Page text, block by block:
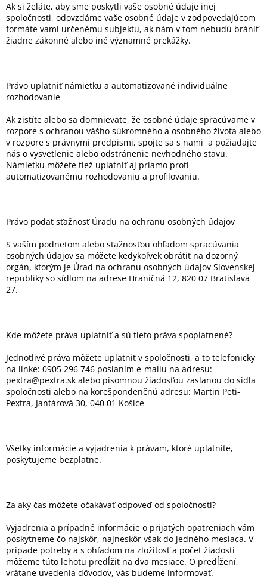
Ak si želáte, aby sme poskytli vaše osobné údaje inej
spoločnosti, odovzdáme vaše osobné údaje v zodpovedajúcom
formáte vami určenému subjektu, ak nám v tom nebudú brániť
žiadne zákonné alebo iné významné prekážky.
Právo uplatniť námietku a automatizované individuálne
rozhodovanie
Ak zistíte alebo sa domnievate, že osobné údaje spracúvame v
rozpore s ochranou vášho súkromného a osobného života alebo
v rozpore s právnymi predpismi, spojte sa s nami a požiadajte
nás o vysvetlenie alebo odstránenie nevhodného stavu.
Námietku môžete tiež uplatniť aj priamo proti
automatizovanému rozhodovaniu a profilovaniu.
Právo podať sťažnosť Úradu na ochranu osobných údajov
S vaším podnetom alebo sťažnosťou ohľadom spracúvania
osobných údajov sa môžete kedykoľvek obrátiť na dozorný
orgán, ktorým je Úrad na ochranu osobných údajov Slovenskej
republiky so sídlom na adrese Hraničná 12, 820 07 Bratislava
27.
Kde môžete práva uplatniť a sú tieto práva spoplatnené?
Jednotlivé práva môžete uplatniť v spoločnosti, a to telefonicky
na linke: 0905 296 746 poslaním e-mailu na adresu:
pextra@pextra.sk alebo písomnou žiadosťou zaslanou do sídla
spoločnosti alebo na korešpondenčnú adresu: Martin Peti-
Pextra, Jantárová 30, 040 01 Košice
Všetky informácie a vyjadrenia k právam, ktoré uplatníte,
poskytujeme bezplatne.
Za aký čas môžete očakávať odpoveď od spoločnosti?
Vyjadrenia a prípadné informácie o prijatých opatreniach vám
poskytneme čo najskôr, najneskôr však do jedného mesiaca. V
prípade potreby a s ohľadom na zložitosť a počet žiadostí
môžeme túto lehotu predĺžiť na dva mesiace. O predĺžení,
vrátane uvedenia dôvodov, vás budeme informovať.